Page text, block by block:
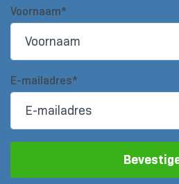
Voornaam*
E-mailadres*